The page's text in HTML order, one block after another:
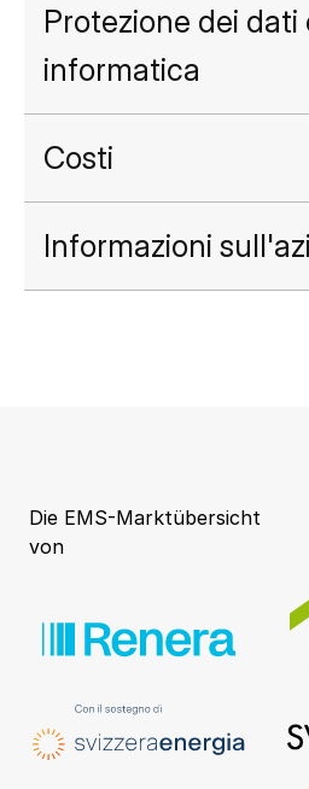
Protezione dei dati
informatica
Costi
Informazioni
Die EMS-Marktübersicht
von